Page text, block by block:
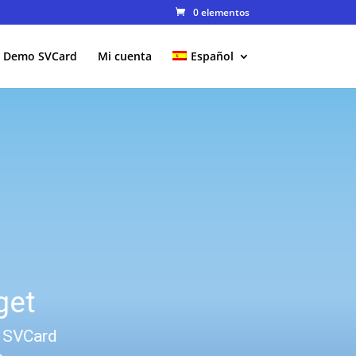
0 elementos
Demo SVCard Mi cuenta Español